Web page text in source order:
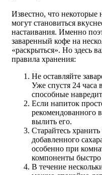
Известно, что некоторые
могут становиться
настаивания. Именно
заваренный кофе на
«раскрыться». Но здесь
правила хранения:
Не оставляйте
Уже спустя 24 часа
способные
Если напиток
рекомендованного
вылить его.
Старайтесь
добавленного
особенно при
компоненты
В течение